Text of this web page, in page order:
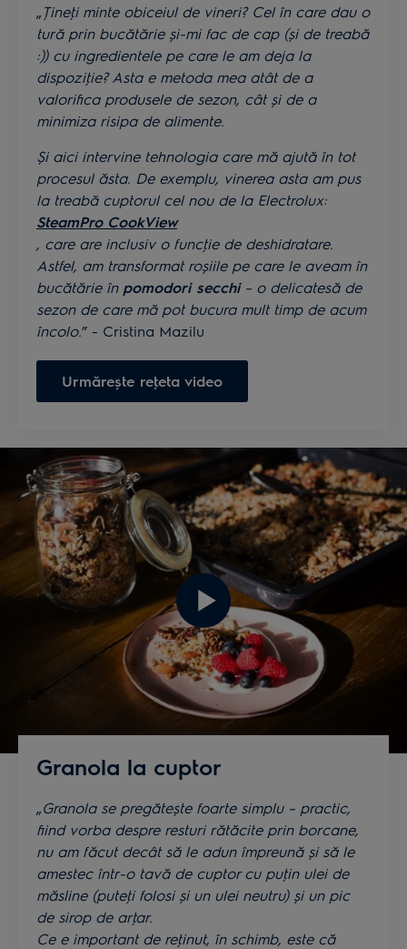
„Ţineţi minte obiceiul de vineri? Cel în care dau o
tură prin bucătărie și-mi fac de cap (și de treabă
:)) cu ingredientele pe care le am deja la
dispoziţie? Asta e metoda mea atât de a
valorifica produsele de sezon, cât și de a
minimiza risipa de alimente.
Și aici intervine tehnologia care mă ajută în tot
procesul ăsta. De exemplu, vinerea asta am pus
la treabă cuptorul cel nou de la Electrolux:
SteamPro CookView
, care are inclusiv o funcţie de deshidratare.
Astfel, am transformat roșiile pe care le aveam în
bucătărie în pomodori secchi– o delicatesă de
sezon de care mă pot bucura mult timp de acum
încolo.” - Cristina Mazilu
Urmărește reţeta video
Granola la cuptor
„Granola se pregătește foarte simplu – practic,
fiind vorba despre resturi rătăcite prin borcane,
nu am făcut decât să le adun împreună și să le
amestec într-o tavă de cuptor cu puţin ulei de
măsline (puteţi folosi și un ulei neutru) și un pic
de sirop de arţar.
Ce e important de reţinut, în schimb, este că